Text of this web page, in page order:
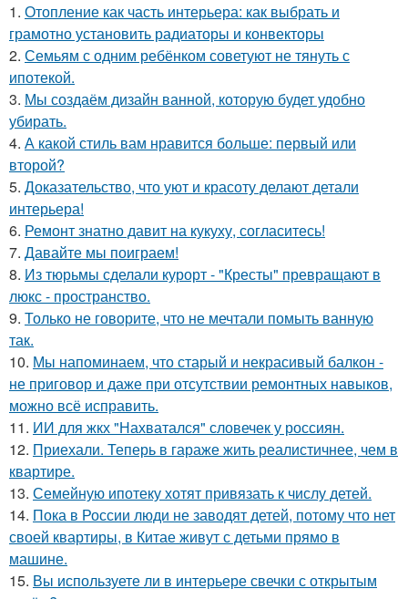
1. Отопление как часть интерьера: как выбрать и
грамотно установить радиаторы и конвекторы
2. Семьям с одним ребёнком советуют не тянуть с
ипотекой.
3. Мы создаём дизайн ванной, которую будет удобно
убирать.
4. А какой стиль вам нравится больше: первый или
второй?
5. Доказательство, что уют и красоту делают детали
интерьера!
6. Ремонт знатно давит на кукуху, согласитесь!
7. Давайте мы поиграем!
8. Из тюрьмы сделали курорт - "Кресты" превращают в
люкс - пространство.
9. Только не говорите, что не мечтали помыть ванную
так.
10. Мы напоминаем, что старый и некрасивый балкон -
не приговор и даже при отсутствии ремонтных навыков,
можно всё исправить.
11. ИИ для жкх "Нахватался" словечек у россиян.
12. Приехали. Теперь в гараже жить реалистичнее, чем в
квартире.
13. Семейную ипотеку хотят привязать к числу детей.
14. Пока в России люди не заводят детей, потому что нет
своей квартиры, в Китае живут с детьми прямо в
машине.
15. Вы используете ли в интерьере свечки с открытым